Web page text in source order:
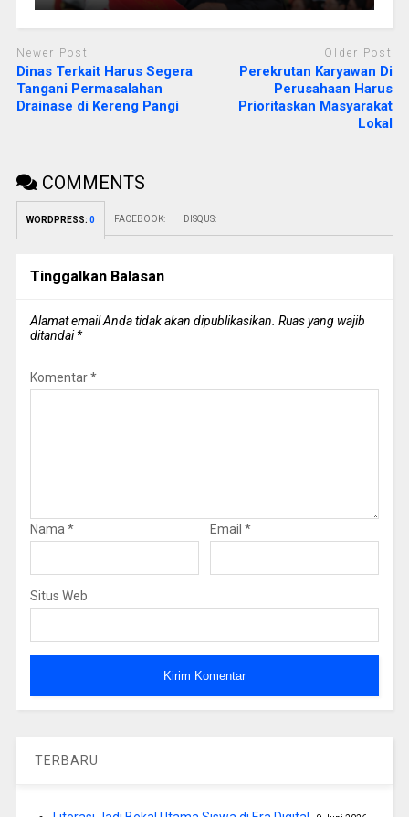
Newer Post
Dinas Terkait Harus Segera
Tangani Permasalahan
Drainase di Kereng Pangi
Older Post
Perekrutan Karyawan Di
Perusahaan Harus
Prioritaskan Masyarakat
Lokal
COMMENTS
WORDPRESS: 0 FACEBOOK: DISQUS:
Tinggalkan Balasan
Alamat email Anda tidak akan dipublikasikan. Ruas yang wajib
ditandai*
Komentar*
Nama * Email *
Situs Web
TERBARU